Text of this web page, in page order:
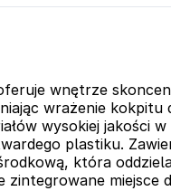
wnętrze
wrażenie kokpitu
wysokiej jakości
plastiku.
która
zintegrowane miejsce